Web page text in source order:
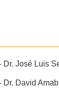
Dr. José Luis
Dr. David